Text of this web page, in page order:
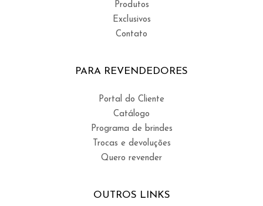
Produtos
Exclusivos
Contato
PARA REVENDEDORES
Portal do Cliente
Catálogo
Programa de brindes
Trocas e devoluções
Quero revender
OUTROS LINKS